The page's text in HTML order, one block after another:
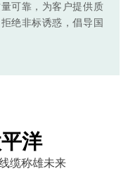
可靠，为客户提供质
绝非标诱惑，倡导国
洋
缆称雄未来